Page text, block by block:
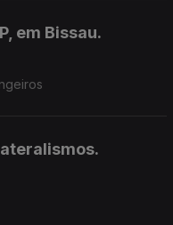
em Bissau.